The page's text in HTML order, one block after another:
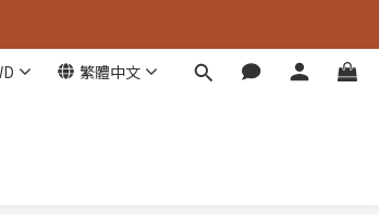
繁體中文